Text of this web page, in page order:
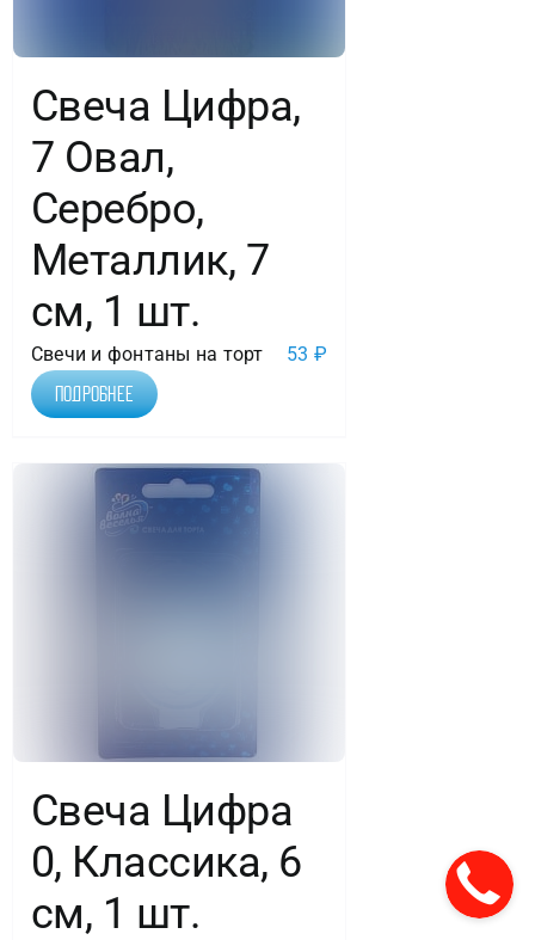
Свеча Цифра,
7 Овал,
Серебро,
Металлик, 7
см, 1 шт.
Свечи и фонтаны на торт 53 ₽
Подробнее
Свеча Цифра
0, Классика, 6
см, 1 шт.